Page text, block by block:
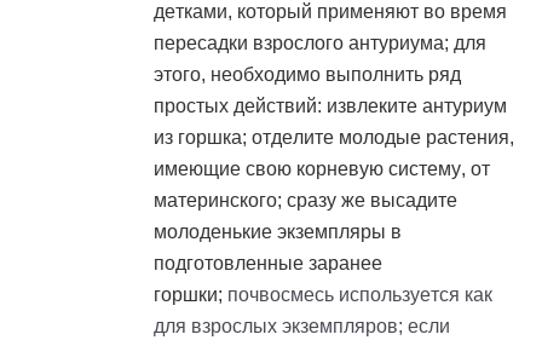
детками, который применяют во время
пересадки взрослого антуриума; для
этого, необходимо выполнить ряд
простых действий: извлеките антуриум
из горшка; отделите молодые растения,
имеющие свою корневую систему, от
материнского; сразу же высадите
молоденькие экземпляры в
подготовленные заранее
горшки; почвосмесь используется как
для взрослых экземпляров; если